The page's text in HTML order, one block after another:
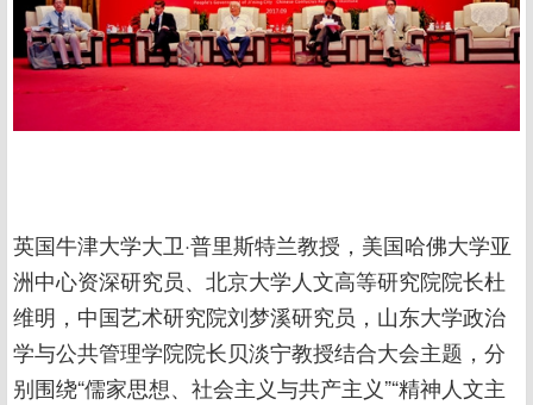
英国牛津大学大卫·普里斯特兰教授，美国哈佛大学亚
洲中心资深研究员、北京大学人文高等研究院院长杜
维明，中国艺术研究院刘梦溪研究员，山东大学政治
学与公共管理学院院长贝淡宁教授结合大会主题，分
别围绕“儒家思想、社会主义与共产主义”“精神人文主